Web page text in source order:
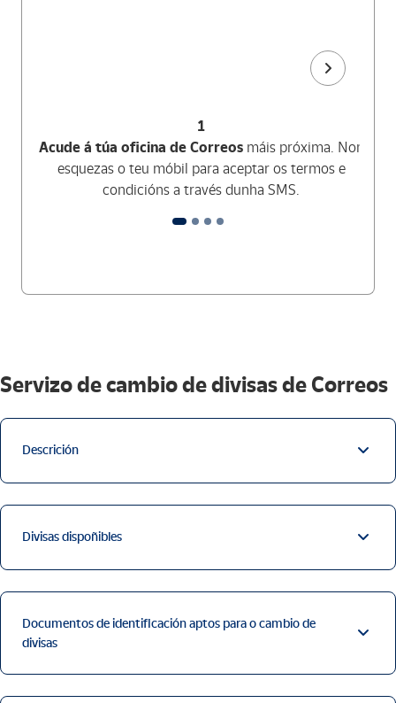
1
Acude á túa oficina de Correos máis próxima. Non
esquezas o teu móbil para aceptar os termos e
condicións a través dunha SMS.
Servizo de cambio de divisas de Correos
Descrición
Divisas dispoñibles
Documentos de identificación aptos para o cambio de
divisas